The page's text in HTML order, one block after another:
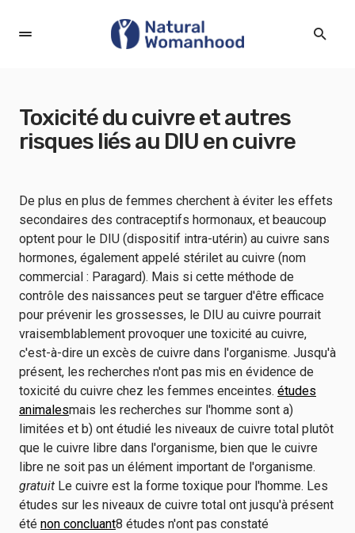
Toxicité du cuivre et autres
risques liés au DIU en cuivre
De plus en plus de femmes cherchent à éviter les effets
secondaires des contraceptifs hormonaux, et beaucoup
optent pour le DIU (dispositif intra-utérin) au cuivre sans
hormones, également appelé stérilet au cuivre (nom
commercial : Paragard). Mais si cette méthode de
contrôle des naissances peut se targuer d'être efficace
pour prévenir les grossesses, le DIU au cuivre pourrait
vraisemblablement provoquer une toxicité au cuivre,
c'est-à-dire un excès de cuivre dans l'organisme. Jusqu'à
présent, les recherches n'ont pas mis en évidence de
toxicité du cuivre chez les femmes enceintes. études
animalesmais les recherches sur l'homme sont a)
limitées et b) ont étudié les niveaux de cuivre total plutôt
que le cuivre libre dans l'organisme, bien que le cuivre
libre ne soit pas un élément important de l'organisme.
gratuit Le cuivre est la forme toxique pour l'homme. Les
études sur les niveaux de cuivre total ont jusqu'à présent
été non concluant8 études n'ont pas constaté